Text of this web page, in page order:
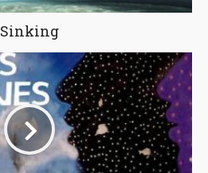
Sinking